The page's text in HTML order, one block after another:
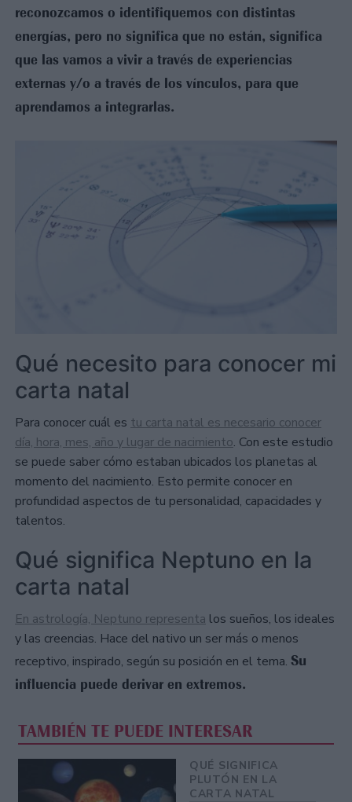
reconozcamos o identifiquemos con distintas
energías, pero no significa que no están, significa
que las vamos a vivir a través de experiencias
externas y/o a través de los vínculos, para que
aprendamos a integrarlas.
Qué necesito para conocer mi
carta natal
Para conocer cuál es tu carta natal es necesario conocer
día, hora, mes, año y lugar de nacimiento. Con este estudio
se puede saber cómo estaban ubicados los planetas al
momento del nacimiento. Esto permite conocer en
profundidad aspectos de tu personalidad, capacidades y
talentos.
Qué significa Neptuno en la
carta natal
En astrología, Neptuno representa los sueños, los ideales
y las creencias. Hace del nativo un ser más o menos
receptivo, inspirado, según su posición en el tema. Su
influencia puede derivar en extremos.
TAMBIÉN TE PUEDE INTERESAR
QUÉ SIGNIFICA
PLUTÓN EN LA
CARTA NATAL